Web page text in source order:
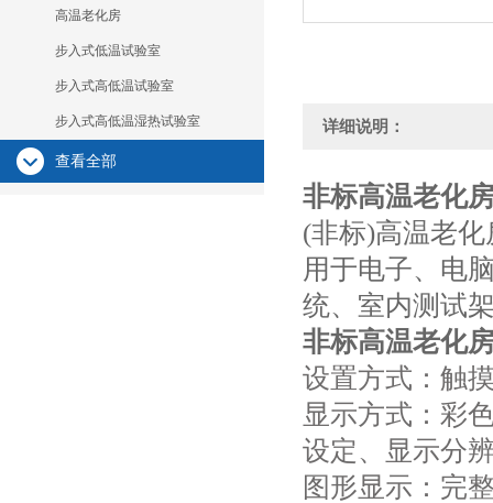
高温老化房
步入式低温试验室
步入式高低温试验室
步入式高低温湿热试验室
查看全部
详细说明：
非标高温老化
(非标)高温老
用于电子、电
统、室内测试
非标高温老化
设置方式：触
显示方式：彩
设定、显示分
图形显示：完